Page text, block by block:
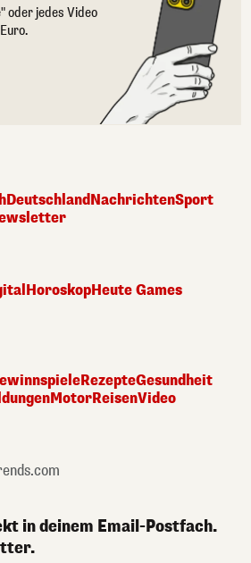
oder jedes Video
DeutschlandNachrichtenSport
HoroskopHeute Games
RezepteGesundheit
MotorReisenVideo
in deinem Email-Postfach.